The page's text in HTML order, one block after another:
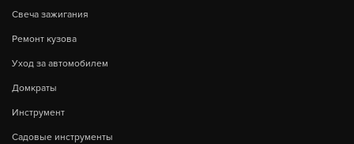
Свеча зажигания
Ремонт кузова
Уход за автомобилем
Домкраты
Инструмент
Садовые инструменты